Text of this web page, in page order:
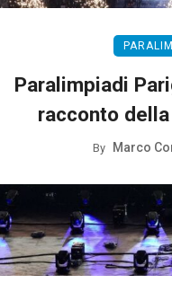
Paralimpiadi
racconto
By Marco